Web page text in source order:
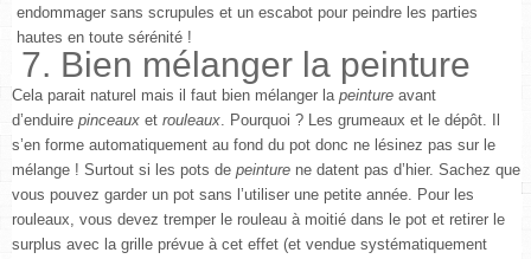
endommager sans scrupules et un escabot pour peindre les parties
hautes en toute sérénité !
7. Bien mélanger la peinture
Cela parait naturel mais il faut bien mélanger la peinture avant
d’enduire pinceaux et rouleaux. Pourquoi ? Les grumeaux et le dépôt. Il
s’en forme automatiquement au fond du pot donc ne lésinez pas sur le
mélange ! Surtout si les pots de peinture ne datent pas d’hier. Sachez que
vous pouvez garder un pot sans l’utiliser une petite année. Pour les
rouleaux, vous devez tremper le rouleau à moitié dans le pot et retirer le
surplus avec la grille prévue à cet effet (et vendue systématiquement